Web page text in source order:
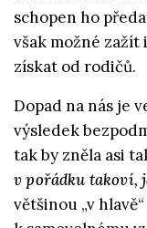
schopen ho
však možné zažít
získat od rodičů.
Dopad na nás je
výsledek
tak by zněla asi
v pořádku takoví,
většinou „v